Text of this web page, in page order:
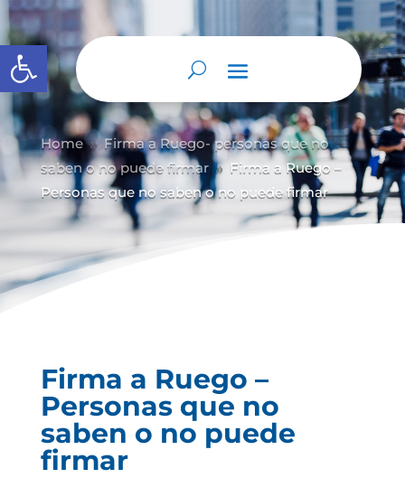
Abrir barra de herramientas
Home 9 Firma a Ruego- personas que no
saben o no puede firmar 9
Firma a Ruego –
Personas que no saben o no puede firmar
Firma a Ruego –
Personas que no
saben o no puede
firmar